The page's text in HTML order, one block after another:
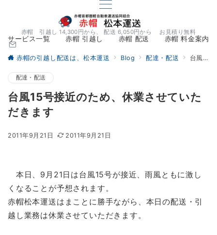
赤帽 引越し 14,300円から、 配送 6,050円から お見積り無料
サービス一覧 赤帽 引越し 赤帽 配送 赤帽 料金案内
赤帽の引越し配送は、松本運送 Blog 配達・配送 台風15号接近のため、休業させていただきます
配達・配送
台風15号接近のため、休業させていた
だきます
2011年9月21日 2011年9月21日
本日、9月21日は台風15号が接近、雨風ともに激し
くなることが予想されます。
赤帽松本運送はまことに勝手ながら、本日の配送・引
越し業務は休業させていただきます。